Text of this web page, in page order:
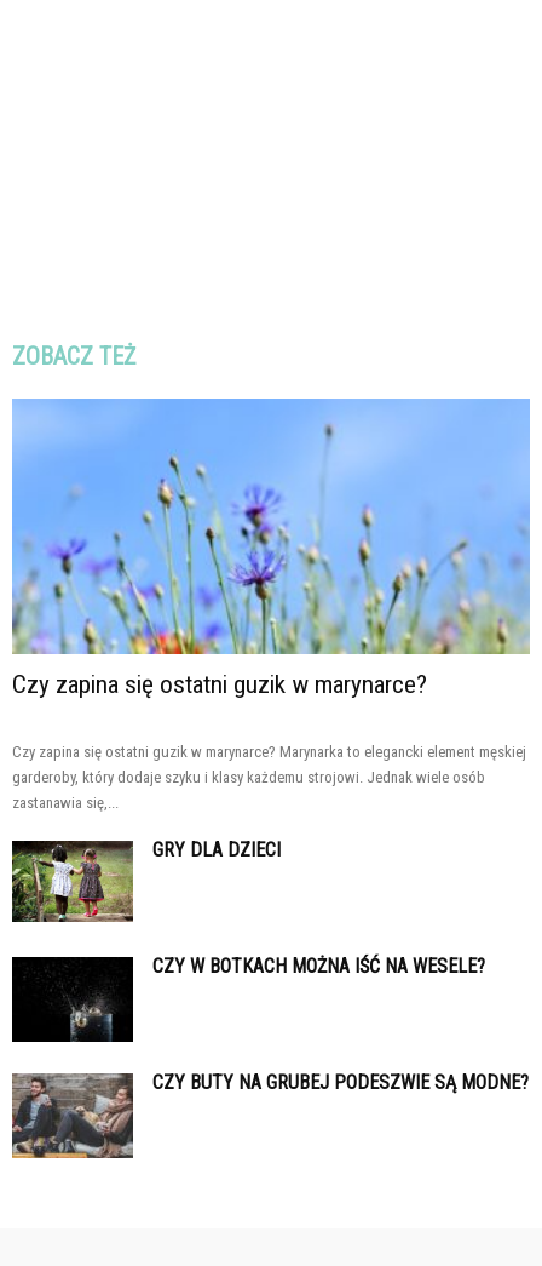
ZOBACZ TEŻ
Czy zapina się ostatni guzik w marynarce?
Czy zapina się ostatni guzik w marynarce? Marynarka to elegancki element męskiej
garderoby, który dodaje szyku i klasy każdemu strojowi. Jednak wiele osób
zastanawia się,...
GRY DLA DZIECI
CZY W BOTKACH MOŻNA IŚĆ NA WESELE?
CZY BUTY NA GRUBEJ PODESZWIE SĄ MODNE?